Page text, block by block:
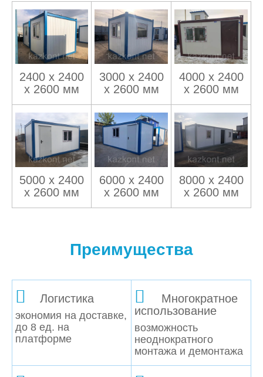
2400 х 2400
х 2600 мм
3000 х 2400
х 2600 мм
4000 х 2400
х 2600 мм
5000 х 2400
х 2600 мм
6000 х 2400
х 2600 мм
8000 х 2400
х 2600 мм
Преимущества
Логистика
экономия на доставке,
до 8 ед. на
платформе
Многократное
использование
возможность
неоднократного
монтажа и демонтажа